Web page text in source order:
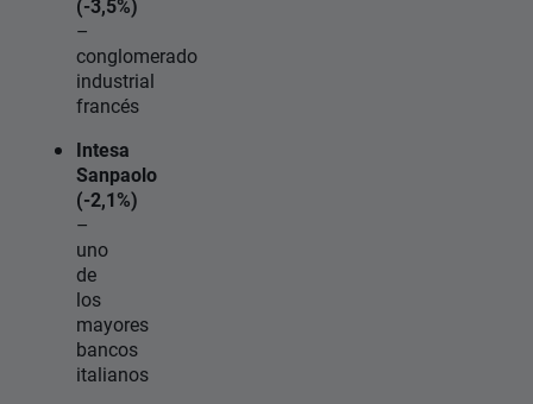
(-3,5%)
–
conglomerado
industrial
francés
Intesa
Sanpaolo
(-2,1%)
–
uno
de
los
mayores
bancos
italianos